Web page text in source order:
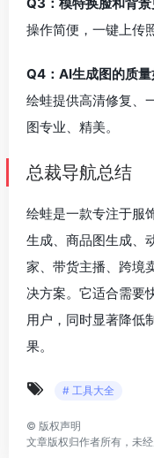
操作简便，一键上传
Q4：AI生成图的质量
绘蛙提供高清修复、
图专业、精美。
总裁导航总结
绘蛙是一款专注于服
生成、商品图生成、
家、带货主播、跨境
决方案。它适合需要
用户，同时显著降低
果。
# 工具大全
© 版权声明
文章版权归作者所有，未经